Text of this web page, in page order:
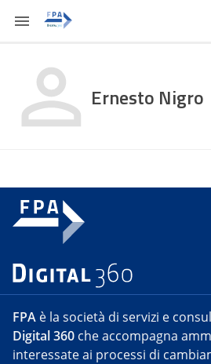
Ernesto Nigro
FPA è la società di servizi e
Digital 360 che accompagna
interessate ai processi di